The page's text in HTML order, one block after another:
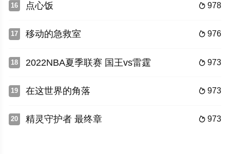
16  978
点心饭
17  976
移动的急救室
18  973
2022NBA夏季联赛 国王vs雷霆
19  973
在这世界的角落
20  973
精灵守护者 最终章